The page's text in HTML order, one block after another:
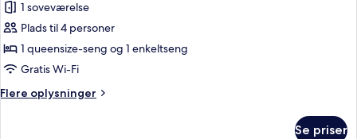
Superior-
værelse
til
3
1 soveværelse
Plads til 4 personer
1 queensize-seng og 1 enkeltseng
Gratis Wi-Fi
Flere oplysninger
Flere
Se priser